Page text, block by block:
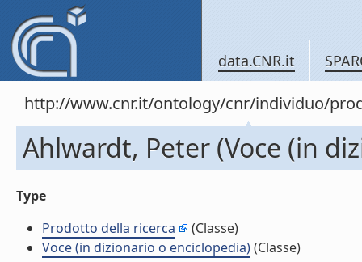
data.CNR.it
http://www.cnr.it/ontology/cnr/individuo/
Ahlwardt, Peter (Voce (in
Type
Prodotto della ricerca
(Classe)
Voce (in dizionario o enciclopedia)(Classe)